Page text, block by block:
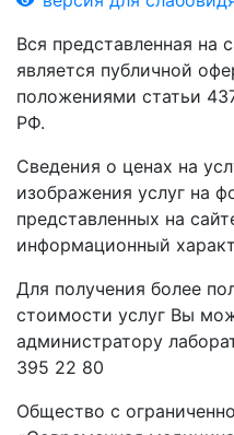
Вся представленная на
является публичной
положениями статьи
РФ.
Сведения о ценах на
изображения услуг на
представленных на
информационный
Для получения более
стоимости услуг Вы
администратору
395 22 80
Общество с